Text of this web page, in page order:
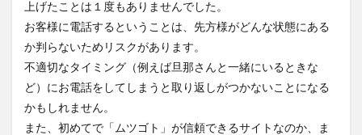
上げたことは１度もありませんでした。
お客様に電話するということは、先方様がどんな状態にある
か判らないためリスクがあります。
不適切なタイミング（例えば旦那さんと一緒にいるときな
ど）にお電話をしてしまうと取り返しがつかないことになる
かもしれません。
また、初めてで「ムツゴト」が信頼できるサイトなのか、ま